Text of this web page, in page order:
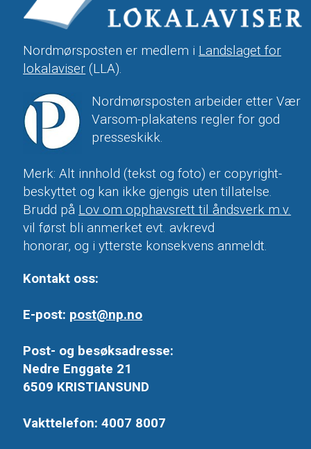
Nordmørsposten er medlem i Landslaget for
lokalaviser (LLA).
Nordmørsposten arbeider etter Vær
Varsom-plakatens regler for god
presseskikk.
Merk: Alt innhold (tekst og foto) er copyright-
beskyttet og kan ikke gjengis uten tillatelse.
Brudd på Lov om opphavsrett til åndsverk m.v.
vil først bli anmerket evt. avkrevd
honorar, og i ytterste konsekvens anmeldt.
Kontakt oss:
E-post: post@np.no
Post- og besøksadresse:
Nedre Enggate 21
6509 KRISTIANSUND
Vakttelefon: 4007 8007